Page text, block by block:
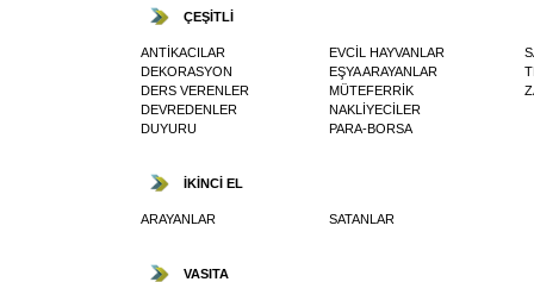
ÇEŞİTLİ
ANTİKACILAR
DEKORASYON
DERS VERENLER
DEVREDENLER
DUYURU
EVCİL HAYVANLAR
EŞYA ARAYANLAR
MÜTEFERRİK
NAKLİYECİLER
PARA-BORSA
İKİNCİ EL
ARAYANLAR SATANLAR
VASITA